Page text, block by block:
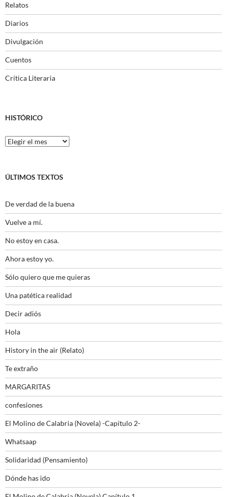
Relatos
Diarios
Divulgación
Cuentos
Crítica Literaria
HISTÓRICO
Histórico
ÚLTIMOS TEXTOS
De verdad de la buena
Vuelve a mí.
No estoy en casa.
Ahora estoy yo.
Sólo quiero que me quieras
Una patética realidad
Decir adiós
Hola
History in the air (Relato)
Te extraño
MARGARITAS
confesiones
El Molino de Calabria (Novela) -Capítulo 2-
Whatsaap
Solidaridad (Pensamiento)
Dónde has ido